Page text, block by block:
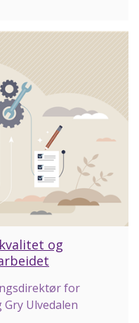
og
for
Ulvedalen